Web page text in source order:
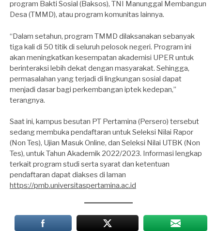
program Bakti Sosial (Baksos), TNI Manunggal Membangun
Desa (TMMD), atau program komunitas lainnya.
“Dalam setahun, program TMMD dilaksanakan sebanyak
tiga kali di 50 titik di seluruh pelosok negeri. Program ini
akan meningkatkan kesempatan akademisi UPER untuk
berinteraksi lebih dekat dengan masyarakat. Sehingga,
permasalahan yang terjadi di lingkungan sosial dapat
menjadi dasar bagi perkembangan iptek kedepan,”
terangnya.
Saat ini, kampus besutan PT Pertamina (Persero) tersebut
sedang membuka pendaftaran untuk Seleksi Nilai Rapor
(Non Tes), Ujian Masuk Online, dan Seleksi Nilai UTBK (Non
Tes), untuk Tahun Akademik 2022/2023. Informasi lengkap
terkait program studi serta syarat dan ketentuan
pendaftaran dapat diakses di laman
https://pmb.universitaspertamina.ac.id